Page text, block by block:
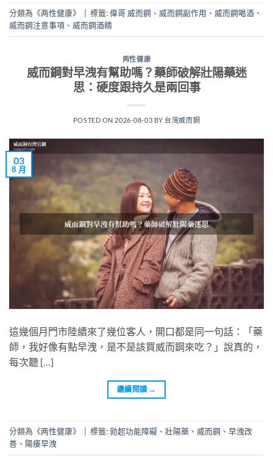
分類為《两性健康》 標籤:偉哥 威而鋼 、 威而鋼副作用 、 威而鋼喝酒 、
威而鋼注意事項 、 威而鋼酒精
两性健康
威而鋼對早洩有幫助嗎？藥師破解壯陽藥迷
思：硬度跟持久是兩回事
POSTED ON 2026-08-03 BY 台灣威而鋼
03
8 月
這幾個月門市陸續來了幾位客人，開口都是同一句話：「藥
師，我好像有點早洩，是不是該買威而鋼來吃？」說真的，
每次聽 […]
繼續閱讀 →
分類為《两性健康》 標籤:勃起功能障礙 、 壯陽藥 、 威而鋼 、 早洩改
善 、 陽痿早洩